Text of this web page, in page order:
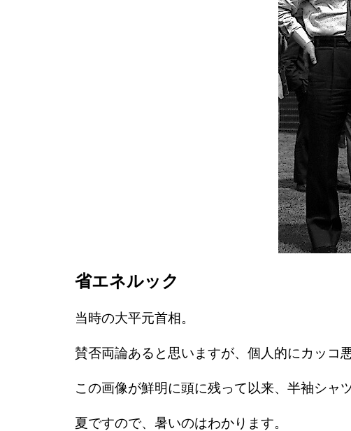
省エネルック
当時の大平元首相。
賛否両論あると思いますが、個人的にカッコ
この画像が鮮明に頭に残って以来、半袖シャ
夏ですので、暑いのはわかります。